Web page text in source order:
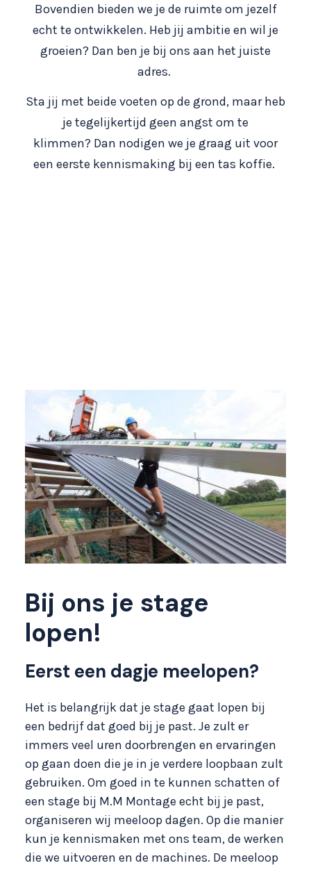
Bovendien bieden we je de ruimte om jezelf
echt te ontwikkelen. Heb jij ambitie en wil je
groeien? Dan ben je bij ons aan het juiste
adres.
Sta jij met beide voeten op de grond, maar heb
je tegelijkertijd geen angst om te
klimmen? Dan nodigen we je graag uit voor
een eerste kennismaking bij een tas koffie.
Bij ons je stage
lopen!
Eerst een dagje meelopen?
Het is belangrijk dat je stage gaat lopen bij
een bedrijf dat goed bij je past. Je zult er
immers veel uren doorbrengen en ervaringen
op gaan doen die je in je verdere loopbaan zult
gebruiken. Om goed in te kunnen schatten of
een stage bij M.M Montage echt bij je past,
organiseren wij meeloop dagen. Op die manier
kun je kennismaken met ons team, de werken
die we uitvoeren en de machines. De meeloop